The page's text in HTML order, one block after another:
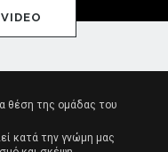
θέση της ομάδας του
κατά την γνώμη μας